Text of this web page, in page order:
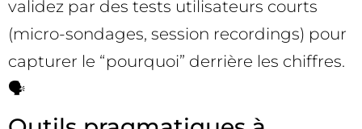
validez par des tests utilisateurs courts
(micro-sondages, session recordings) pour
capturer le “pourquoi” derrière les chiffres.
🗣️